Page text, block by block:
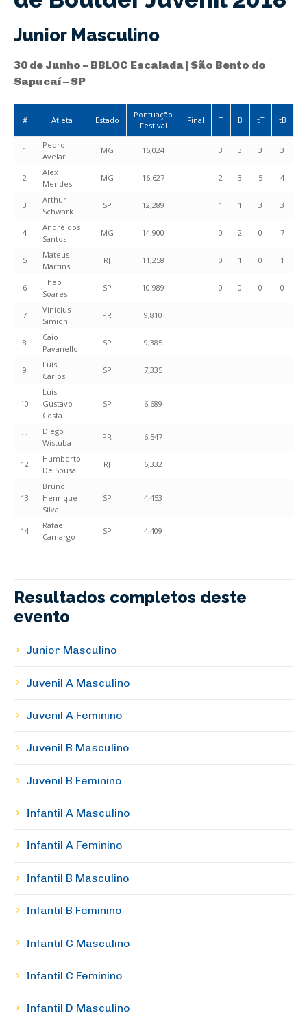
Junior Masculino
30 de Junho – BBLOC Escalada | São Bento do
Sapucaí – SP
# Atleta Estado
Pontuação
Festival
Final T B tT tB
1
Pedro
Avelar
MG 16,024 3 3 3 3
2
Alex
Mendes
MG 16,627 2 3 5 4
3
Arthur
Schwark
SP 12,289 1 1 3 3
4
André dos
Santos
MG 14,900 0 2 0 7
5
Mateus
Martins
RJ 11,258 0 1 0 1
6
Theo
Soares
SP 10,989 0 0 0 0
7
Vinícius
Simioni
PR 9,810
8
Caio
Pavanello
SP 9,385
9
Luís
Carlos
SP 7,335
10
Luís
Gustavo
Costa
SP 6,689
11
Diego
Wistuba
PR 6,547
12
Humberto
De Sousa
RJ 6,332
13
Bruno
Henrique
Silva
SP 4,453
14
Rafael
Camargo
SP 4,409
Resultados completos deste
evento
Junior Masculino
Juvenil A Masculino
Juvenil A Feminino
Juvenil B Masculino
Juvenil B Feminino
Infantil A Masculino
Infantil A Feminino
Infantil B Masculino
Infantil B Feminino
Infantil C Masculino
Infantil C Feminino
Infantil D Masculino